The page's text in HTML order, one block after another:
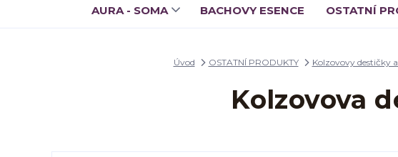
AURA - SOMA BACHOVY ESENCE OSTATNÍ
Úvod OSTATNÍ PRODUKTY Kolzovovy destičky
Kolzovova